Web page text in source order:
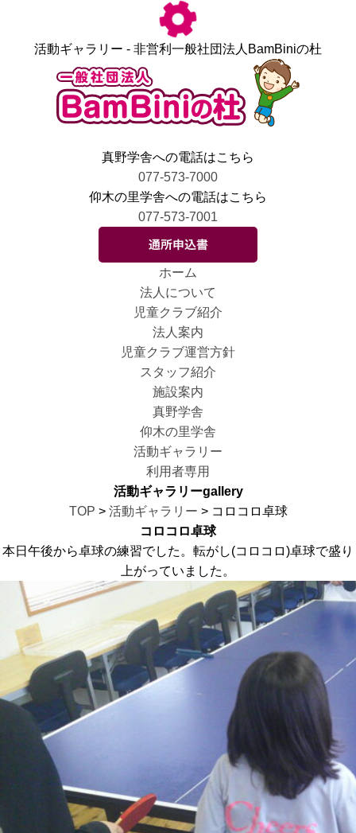
活動ギャラリー - 非営利一般社団法人BamBiniの杜
真野学舎への電話はこちら
077-573-7000
仰木の里学舎への電話はこちら
077-573-7001
ホーム
法人について
児童クラブ紹介
法人案内
児童クラブ運営方針
スタッフ紹介
施設案内
真野学舎
仰木の里学舎
活動ギャラリー
利用者専用
活動ギャラリーgallery
TOP > 活動ギャラリー > コロコロ卓球
コロコロ卓球
本日午後から卓球の練習でした。転がし(コロコロ)卓球で盛り
上がっていました。